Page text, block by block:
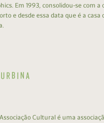
Em 1993, consolidou-se com a
e desde essa data que é a casa
Cultural é uma